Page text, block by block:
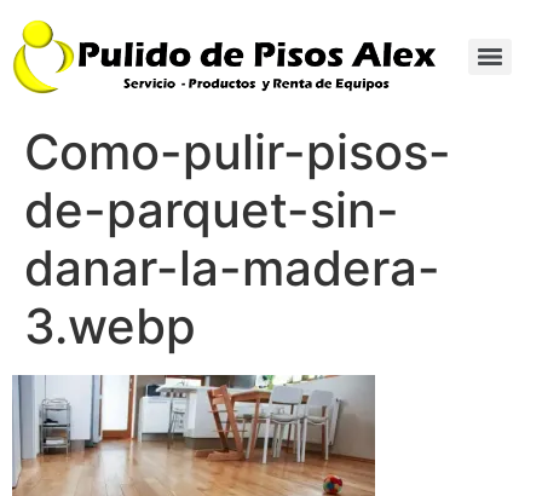
Como-pulir-pisos-
de-parquet-sin-
danar-la-madera-
3.webp